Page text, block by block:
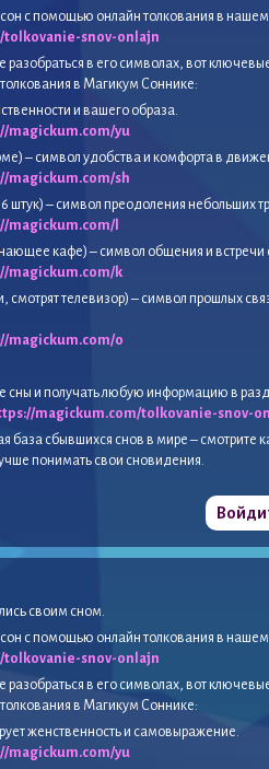
сон с помощью онлайн толкования в
tolkovanie-snov-onlajn
разобраться в его символах, вот
в Магикум Соннике:
и вашего образа.
magickum.com/yu
– символ удобства и комфорта в
magickum.com/sh
штук) – символ преодоления небольших
magickum.com/l
кафе) – символ общения и встречи
magickum.com/k
смотрят телевизор) – символ прошлых
magickum.com/o
и получать любую информацию в
magickum.com/tolkovanie-snov-
база сбывшихся снов в мире – смотрите
понимать свои сновидения.
своим сном.
сон с помощью онлайн толкования в
tolkovanie-snov-onlajn
разобраться в его символах, вот
в Магикум Соннике:
женственность и самовыражение.
magickum.com/yu